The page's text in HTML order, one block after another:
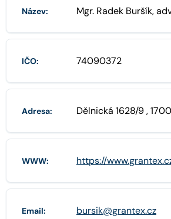
Název: Mgr. Radek Buršík,
IČO: 74090372
Adresa: Dělnická 1628/9 ,
WWW: https://
Email: bursik@grantex.cz